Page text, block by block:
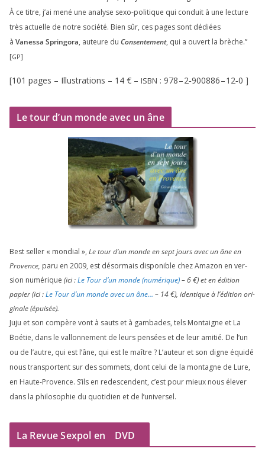
À ce titre, j’ai mené une ana­lyse sexo-poli­tique qui conduit à une lec­ture
très actuelle de notre socié­té. Bien sûr, ces pages sont dédiées
à Vanessa Springora, auteure du Consentement, qui a ouvert la brèche.”
[GP]
[101 pages – Illustrations – 14 € – ISBN : 978–2‑900886–12‑0 ]
Le tour d’un monde avec un âne
Best sel­ler « mon­dial », Le tour d’un monde en sept jours avec un âne en
Provence, paru en 2009, est désor­mais dis­po­nible chez Amazon en ver­
sion numé­rique (ici :Le Tour d’un monde (numé­rique)–6€) et en édi­tion
papier (ici :Le Tour d’un monde avec un âne… – 14€), iden­tique à l’é­di­tion ori­
gi­nale (épui­sée).
Juju et son com­père vont à sauts et à gam­bades, tels Montaigne et La
Boétie, dans le val­lon­ne­ment de leurs pen­sées et de leur ami­tié. De l’un
ou de l’autre, qui est l’âne, qui est le maître ? L’auteur et son digne équi­dé
nous trans­portent sur des som­mets, dont celui de la mon­tagne de Lure,
en Haute-Provence. S’ils en redes­cendent, c’est pour mieux nous éle­ver
dans la phi­lo­so­phie du quo­ti­dien et de l’universel.
La Revue Sexpol en DVD